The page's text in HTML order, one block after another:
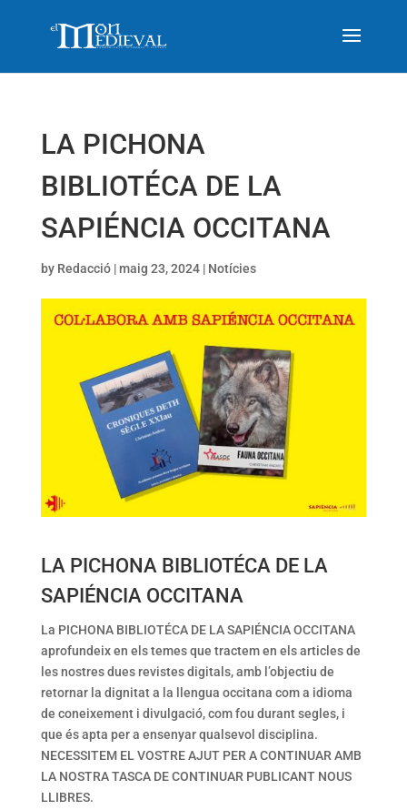
LA PICHONA
BIBLIOTÉCA DE LA
SAPIÉNCIA OCCITANA
by Redacció|maig 23, 2024| Notícies
LA PICHONA BIBLIOTÉCA DE LA
SAPIÉNCIA OCCITANA
La PICHONA BIBLIOTÉCA DE LA SAPIÉNCIA OCCITANA
aprofundeix en els temes que tractem en els articles de
les nostres dues revistes digitals, amb l’objectiu de
retornar la dignitat a la llengua occitana com a idioma
de coneixement i divulgació, com fou durant segles, i
que és apta per a ensenyar qualsevol disciplina.
NECESSITEM EL VOSTRE AJUT PER A CONTINUAR AMB
LA NOSTRA TASCA DE CONTINUAR PUBLICANT NOUS
LLIBRES.